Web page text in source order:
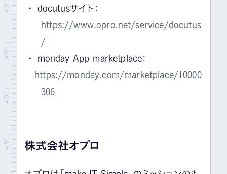
docutusサイト：
https://www.opro.net/service/docutus
/
monday App marketplace：
https://monday.com/marketplace/10000
306
株式会社オプロ